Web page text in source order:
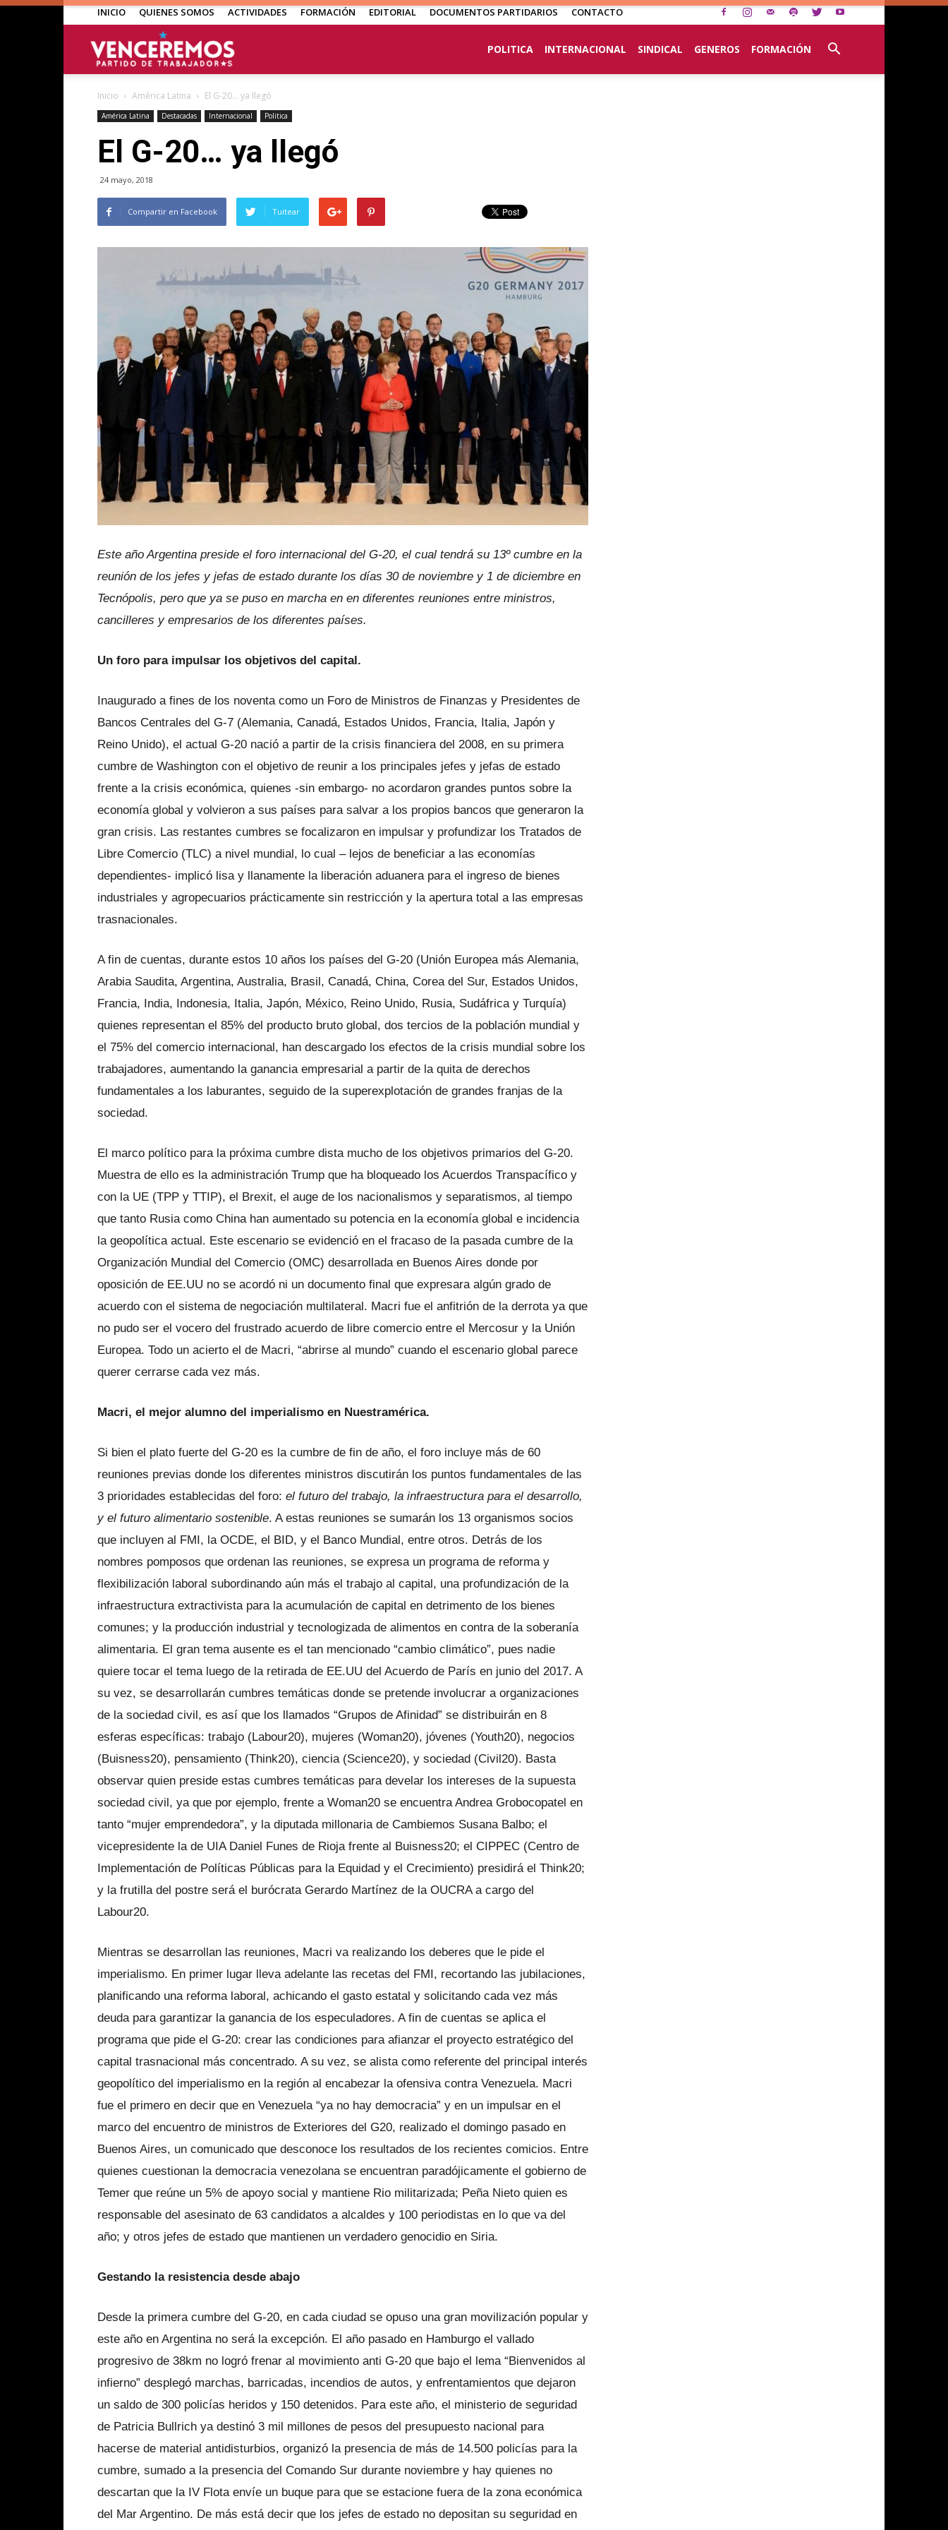
INICIO QUIENES SOMOS ACTIVIDADES FORMACIÓN EDITORIAL DOCUMENTOS PARTIDARIOS CONTACTO
POLITICA INTERNACIONAL SINDICAL GENEROS FORMACIÓN
Inicio América Latina El G-20… ya llegó
América Latina Destacadas Internacional Politica
El G-20… ya llegó
24 mayo, 2018
Compartir en Facebook Tuitear
Este año Argentina preside el foro internacional del G-20, el cual tendrá su 13º cumbre en la
reunión de los jefes y jefas de estado durante los días 30 de noviembre y 1 de diciembre en
Tecnópolis, pero que ya se puso en marcha en en diferentes reuniones entre ministros,
cancilleres y empresarios de los diferentes países.
Un foro para impulsar los objetivos del capital.
Inaugurado a fines de los noventa como un Foro de Ministros de Finanzas y Presidentes de
Bancos Centrales del G-7 (Alemania, Canadá, Estados Unidos, Francia, Italia, Japón y
Reino Unido), el actual G-20 nació a partir de la crisis financiera del 2008, en su primera
cumbre de Washington con el objetivo de reunir a los principales jefes y jefas de estado
frente a la crisis económica, quienes -sin embargo- no acordaron grandes puntos sobre la
economía global y volvieron a sus países para salvar a los propios bancos que generaron la
gran crisis. Las restantes cumbres se focalizaron en impulsar y profundizar los Tratados de
Libre Comercio (TLC) a nivel mundial, lo cual – lejos de beneficiar a las economías
dependientes- implicó lisa y llanamente la liberación aduanera para el ingreso de bienes
industriales y agropecuarios prácticamente sin restricción y la apertura total a las empresas
trasnacionales.
A fin de cuentas, durante estos 10 años los países del G-20 (Unión Europea más Alemania,
Arabia Saudita, Argentina, Australia, Brasil, Canadá, China, Corea del Sur, Estados Unidos,
Francia, India, Indonesia, Italia, Japón, México, Reino Unido, Rusia, Sudáfrica y Turquía)
quienes representan el 85% del producto bruto global, dos tercios de la población mundial y
el 75% del comercio internacional, han descargado los efectos de la crisis mundial sobre los
trabajadores, aumentando la ganancia empresarial a partir de la quita de derechos
fundamentales a los laburantes, seguido de la superexplotación de grandes franjas de la
sociedad.
El marco político para la próxima cumbre dista mucho de los objetivos primarios del G-20.
Muestra de ello es la administración Trump que ha bloqueado los Acuerdos Transpacífico y
con la UE (TPP y TTIP), el Brexit, el auge de los nacionalismos y separatismos, al tiempo
que tanto Rusia como China han aumentado su potencia en la economía global e incidencia
la geopolítica actual. Este escenario se evidenció en el fracaso de la pasada cumbre de la
Organización Mundial del Comercio (OMC) desarrollada en Buenos Aires donde por
oposición de EE.UU no se acordó ni un documento final que expresara algún grado de
acuerdo con el sistema de negociación multilateral. Macri fue el anfitrión de la derrota ya que
no pudo ser el vocero del frustrado acuerdo de libre comercio entre el Mercosur y la Unión
Europea. Todo un acierto el de Macri, “abrirse al mundo” cuando el escenario global parece
querer cerrarse cada vez más.
Macri, el mejor alumno del imperialismo en Nuestramérica.
Si bien el plato fuerte del G-20 es la cumbre de fin de año, el foro incluye más de 60
reuniones previas donde los diferentes ministros discutirán los puntos fundamentales de las
3 prioridades establecidas del foro: el futuro del trabajo, la infraestructura para el desarrollo,
y el futuro alimentario sostenible. A estas reuniones se sumarán los 13 organismos socios
que incluyen al FMI, la OCDE, el BID, y el Banco Mundial, entre otros. Detrás de los
nombres pomposos que ordenan las reuniones, se expresa un programa de reforma y
flexibilización laboral subordinando aún más el trabajo al capital, una profundización de la
infraestructura extractivista para la acumulación de capital en detrimento de los bienes
comunes; y la producción industrial y tecnologizada de alimentos en contra de la soberanía
alimentaria. El gran tema ausente es el tan mencionado “cambio climático”, pues nadie
quiere tocar el tema luego de la retirada de EE.UU del Acuerdo de París en junio del 2017. A
su vez, se desarrollarán cumbres temáticas donde se pretende involucrar a organizaciones
de la sociedad civil, es así que los llamados “Grupos de Afinidad” se distribuirán en 8
esferas específicas: trabajo (Labour20), mujeres (Woman20), jóvenes (Youth20), negocios
(Buisness20), pensamiento (Think20), ciencia (Science20), y sociedad (Civil20). Basta
observar quien preside estas cumbres temáticas para develar los intereses de la supuesta
sociedad civil, ya que por ejemplo, frente a Woman20 se encuentra Andrea Grobocopatel en
tanto “mujer emprendedora”, y la diputada millonaria de Cambiemos Susana Balbo; el
vicepresidente la de UIA Daniel Funes de Rioja frente al Buisness20; el CIPPEC (Centro de
Implementación de Políticas Públicas para la Equidad y el Crecimiento) presidirá el Think20;
y la frutilla del postre será el burócrata Gerardo Martínez de la OUCRA a cargo del
Labour20.
Mientras se desarrollan las reuniones, Macri va realizando los deberes que le pide el
imperialismo. En primer lugar lleva adelante las recetas del FMI, recortando las jubilaciones,
planificando una reforma laboral, achicando el gasto estatal y solicitando cada vez más
deuda para garantizar la ganancia de los especuladores. A fin de cuentas se aplica el
programa que pide el G-20: crear las condiciones para afianzar el proyecto estratégico del
capital trasnacional más concentrado. A su vez, se alista como referente del principal interés
geopolítico del imperialismo en la región al encabezar la ofensiva contra Venezuela. Macri
fue el primero en decir que en Venezuela “ya no hay democracia” y en un impulsar en el
marco del encuentro de ministros de Exteriores del G20, realizado el domingo pasado en
Buenos Aires, un comunicado que desconoce los resultados de los recientes comicios. Entre
quienes cuestionan la democracia venezolana se encuentran paradójicamente el gobierno de
Temer que reúne un 5% de apoyo social y mantiene Rio militarizada; Peña Nieto quien es
responsable del asesinato de 63 candidatos a alcaldes y 100 periodistas en lo que va del
año; y otros jefes de estado que mantienen un verdadero genocidio en Siria.
Gestando la resistencia desde abajo
Desde la primera cumbre del G-20, en cada ciudad se opuso una gran movilización popular y
este año en Argentina no será la excepción. El año pasado en Hamburgo el vallado
progresivo de 38km no logró frenar al movimiento anti G-20 que bajo el lema “Bienvenidos al
infierno” desplegó marchas, barricadas, incendios de autos, y enfrentamientos que dejaron
un saldo de 300 policías heridos y 150 detenidos. Para este año, el ministerio de seguridad
de Patricia Bullrich ya destinó 3 mil millones de pesos del presupuesto nacional para
hacerse de material antidisturbios, organizó la presencia de más de 14.500 policías para la
cumbre, sumado a la presencia del Comando Sur durante noviembre y hay quienes no
descartan que la IV Flota envíe un buque para que se estacione fuera de la zona económica
del Mar Argentino. De más está decir que los jefes de estado no depositan su seguridad en